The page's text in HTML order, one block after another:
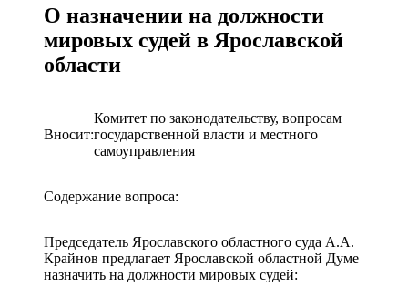
О назначении на должности
мировых судей в Ярославской
области
Вносит:
Комитет по законодательству, вопросам
государственной власти и местного
самоуправления
Содержание вопроса:
Председатель Ярославского областного суда А.А.
Крайнов предлагает Ярославской областной Думе
назначить на должности мировых судей: